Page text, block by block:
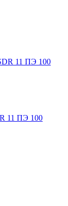
11 ПЭ 100